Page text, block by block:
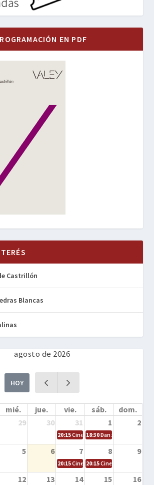
EN PDF
Castrillón
Blancas
agosto de 2026
HOY
mié. jue. vie. sáb.
dom.
29 30 31 1 2
20:15Cine en la calle – Cómo
18:30Danza – Cita en el
5 6 7 8 9
20:15Cine en la calle – El niño y la
20:15Cine en la calle –
12 13 14 15 16